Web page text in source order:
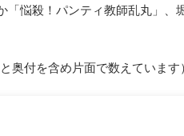
「悩殺！パンティ教師乱丸」
奥付を含め片面で数えています）